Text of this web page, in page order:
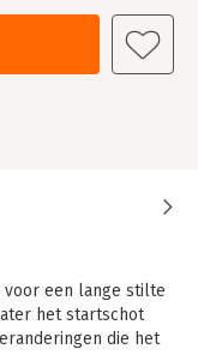
voor een lange stilte
het startschot
die het